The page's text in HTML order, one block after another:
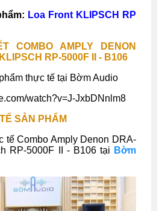
Loa Front KLIPSCH RP
COMBO AMPLY DENON
RP-5000F II - B106
thực tế tại Bờm Audio
watch?v=J-JxbDNnlm8
SẢN PHẨM
tế Combo Amply Denon DRA-
RP-5000F II
- B106 tại Bờm